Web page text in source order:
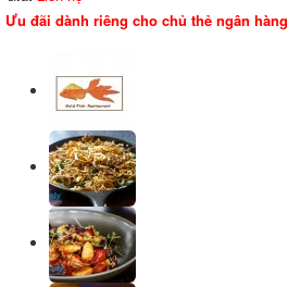
Ưu đãi dành riêng cho chủ thẻ ngân hàng